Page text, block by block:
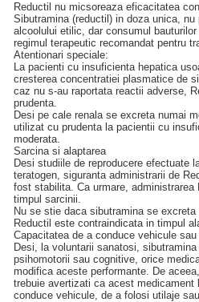
Reductil nu micsoreaza eficacitatea
Sibutramina (reductil) in doza unica,
alcoolului etilic, dar consumul
regimul terapeutic recomandat pentru
Atentionari speciale:
La pacienti cu insuficienta hepatica
cresterea concentratiei plasmatice de
caz nu s-au raportata reactii adverse,
prudenta.
Desi pe cale renala se excreta numai
utilizat cu prudenta la pacientii cu
moderata.
Sarcina si alaptarea
Desi studiile de reproducere efectuate
teratogen, siguranta administrarii de
fost stabilita. Ca urmare,
timpul sarcinii.
Nu se stie daca sibutramina se
Reductil este contraindicata in timpul
Capacitatea de a conduce vehicule
Desi, la voluntarii sanatosi,
psihomotorii sau cognitive, orice
modifica aceste performante. De
trebuie avertizati ca acest
conduce vehicule, de a folosi utilaje